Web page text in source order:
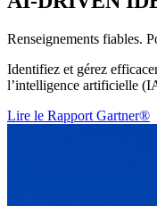
Renseignements fiables.
Identifiez et gérez
l’intelligence artificielle
Lire le Rapport Gartner®︎